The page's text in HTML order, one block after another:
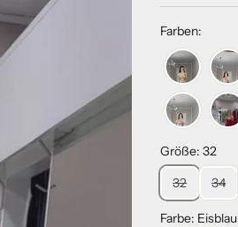
Farben:
Größe: 32
32
34
Farbe: Eisblau